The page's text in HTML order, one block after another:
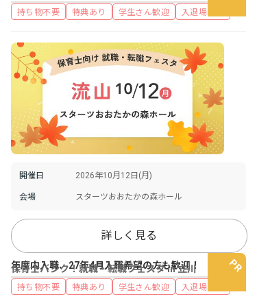
持ち物不要 特典あり 学生さん歓迎 入退場自由
開催日 2026年10月12日(月)
会場 スターツおおたかの森ホール
詳しく見る
保育士バンク！就職・転職フェスタ in 立川
年度内入職、27年4月入職希望の方も歓迎！
持ち物不要 特典あり 学生さん歓迎 入退場自由